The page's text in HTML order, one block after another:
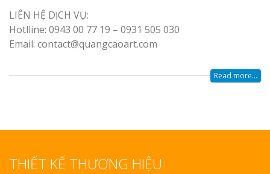
LIÊN HỆ DỊCH VỤ:
Hotlline: 0943 00 77 19 – 0931 505 030
Email: contact@quangcaoart.com
Read more...
THIẾT KẾ THƯƠNG HIỆU
Hút